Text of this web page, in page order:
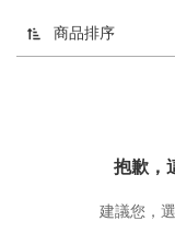
商品排序
抱歉，
建議您，